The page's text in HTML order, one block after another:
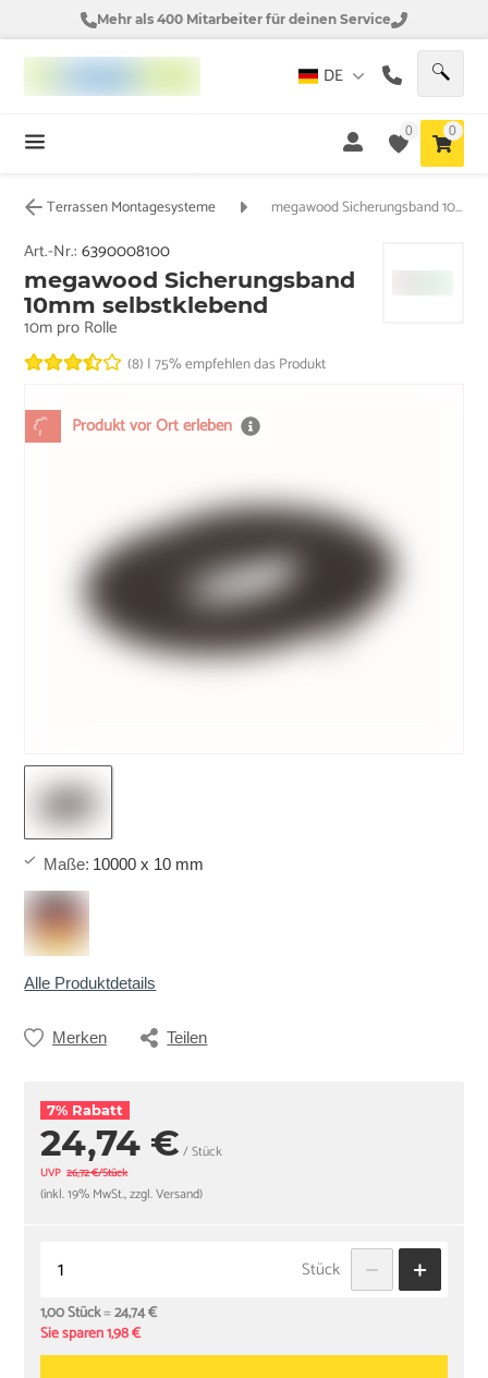
Mehr als 400 Mitarbeiter für deinen Service
DE
0 0
Terrassen Montagesysteme megawood Sicherungsband 10mm selbstklebend
Produkt vor Ort erleben
Art.-Nr.:6390008100
megawood Sicherungsband
10mm selbstklebend
10m pro Rolle
(8) |75% empfehlen das Produkt
Maße: 10000 x 10 mm
Alle Produktdetails
Merken Teilen
7% Rabatt
24,74 € / Stück
UVP 26,72 €/Stück
(inkl. 19% MwSt., zzgl. Versand)
Stück
1,00 Stück=24,74 €
Sie sparen 1,98 €